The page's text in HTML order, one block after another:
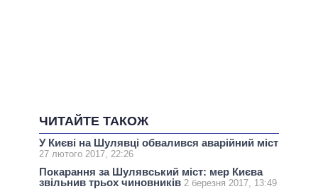
ЧИТАЙТЕ ТАКОЖ
У Києві на Шулявці обвалився аварійний міст
27 лютого 2017, 22:26
Покарання за Шулявський міст: мер Києва
звільнив трьох чиновників 2 березня 2017, 13:49